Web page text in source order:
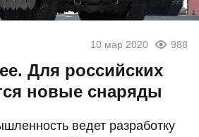
10 мар 2020 988
Для российских
новые снаряды
ведет разработку